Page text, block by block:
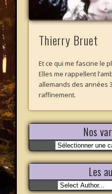
Thierry Bruet
Et ce qui me fascine le
Elles me rappellent
allemands des années
raffinement.
Nos
Nos
variations
Les